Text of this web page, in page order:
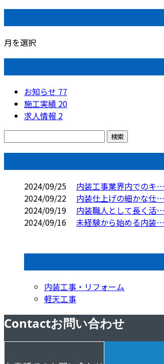
月を選択
お知らせ 77
施工実績 20
求人情報 2
2024/09/25
内装工事業界内でのキ…
2024/09/22
内装仕上げの細かな仕…
2024/09/19
内装職人として長く活…
2024/09/16
未経験から始める内装…
内装工事・リフォーム
軽天工事
Contactお問い合わせ